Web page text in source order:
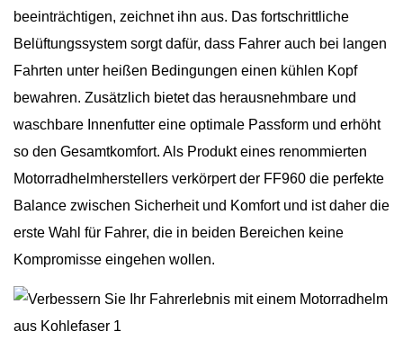
beeinträchtigen, zeichnet ihn aus. Das fortschrittliche
Belüftungssystem sorgt dafür, dass Fahrer auch bei langen
Fahrten unter heißen Bedingungen einen kühlen Kopf
bewahren. Zusätzlich bietet das herausnehmbare und
waschbare Innenfutter eine optimale Passform und erhöht
so den Gesamtkomfort. Als Produkt eines renommierten
Motorradhelmherstellers verkörpert der FF960 die perfekte
Balance zwischen Sicherheit und Komfort und ist daher die
erste Wahl für Fahrer, die in beiden Bereichen keine
Kompromisse eingehen wollen.